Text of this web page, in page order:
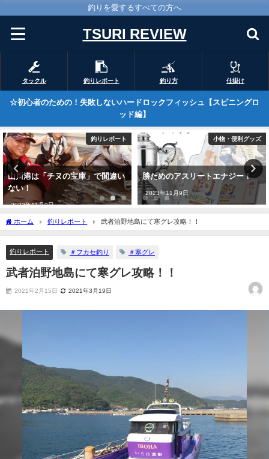
釣りを愛するすべての方へ
TSURI REVIEW
タックル 釣りレポート 釣り方 仕掛け
☆初心者のための！失敗しないハードロックフィッシュ【スピニングロ
ッド編】
小物・便利グッズ
勝ためのアスリートエナジー！
2023年11月9日
釣りレポー
こんなに自由に動く鈎、見たこと
がありますか？
2023年2月25日
ホーム 釣りレポート 武者泊野地島にて寒グレ攻略！！
釣りレポート ＃フカセ釣り ＃寒グレ
武者泊野地島にて寒グレ攻略！！
2021年2月15日 2021年3月19日